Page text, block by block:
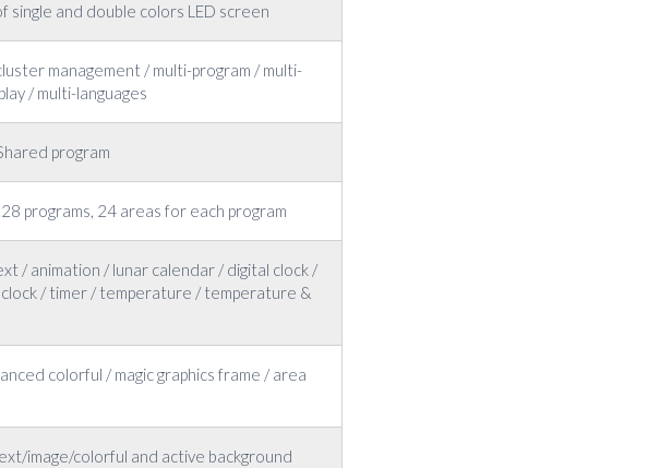
single and double colors LED screen
management / multi-program / multi-
/ multi-languages
program
programs, 24 areas for each program
/ animation / lunar calendar / digital clock /
clock / timer / temperature / temperature &
colorful / magic graphics frame / area
image/colorful and active background